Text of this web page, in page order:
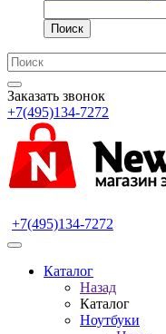
Поиск
Заказать звонок
+7(495)134-7272
+7(495)134-7272
Каталог
Назад
Каталог
Ноутбуки